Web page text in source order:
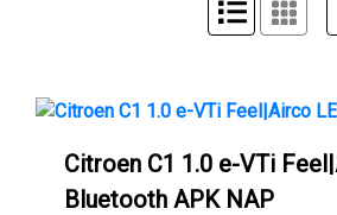
Citroen C1 1.0 e-VTi
Bluetooth APK NAP